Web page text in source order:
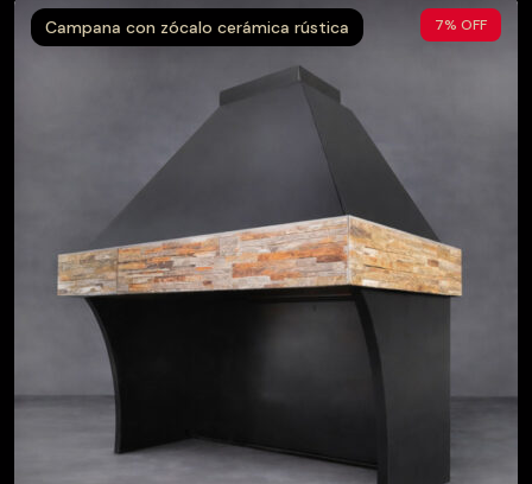
Campana con zócalo cerámica rústica 7% OFF